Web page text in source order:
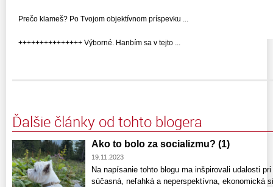
Prečo klameš? Po Tvojom objektívnom príspevku ...
+++++++++++++++ Výborné. Hanbím sa v tejto ...
Ďalšie články od tohto blogera
Ako to bolo za socializmu? (1)
19.11.2023
Na napísanie tohto blogu ma inšpirovali udalosti
súčasná, neľahká a neperspektívna, ekonomická